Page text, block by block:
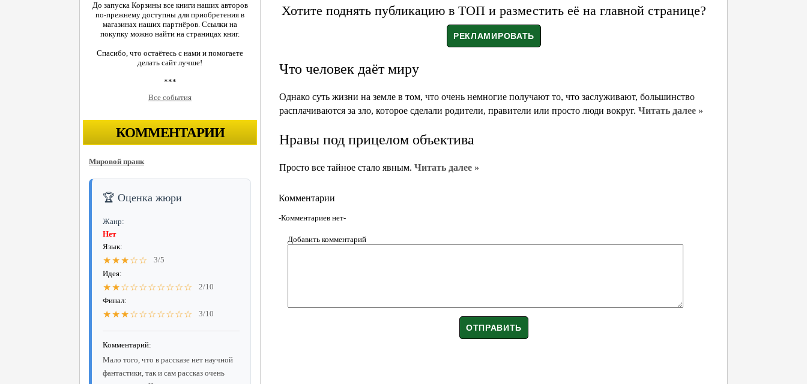
До запуска Корзины все книги наших авторов
по-прежнему доступны для приобретения в
магазинах наших партнёров. Ссылки на
покупку можно найти на страницах книг.
Спасибо, что остаётесь с нами и помогаете
делать сайт лучше!
***
Все события
КОММЕНТАРИИ
Мировой пранк
🏆 Оценка жюри
Жанр:
Нет
Язык:
★★★☆☆
3/5
Идея:
★★☆☆☆☆☆☆☆☆
2/10
Финал:
★★★☆☆☆☆☆☆☆ 3/10
Комментарий:
Мало того, что в рассказе нет научной
фантастики, так и сам рассказ очень
Хотите поднять публикацию в ТОП и разместить её на главной странице?
Что человек даёт миру
Однако суть жизни на земле в том, что очень немногие получают то, что заслуживают, большинство
расплачиваются за зло, которое сделали родители, правители или просто люди вокруг. Читать далее »
Нравы под прицелом объектива
Просто все тайное стало явным. Читать далее »
Комментарии
-Комментариев нет-
Добавить комментарий